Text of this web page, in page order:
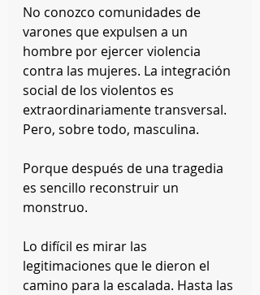
No conozco comunidades de
varones que expulsen a un
hombre por ejercer violencia
contra las mujeres. La integración
social de los violentos es
extraordinariamente transversal.
Pero, sobre todo, masculina.
Porque después de una tragedia
es sencillo reconstruir un
monstruo.
Lo difícil es mirar las
legitimaciones que le dieron el
camino para la escalada. Hasta las